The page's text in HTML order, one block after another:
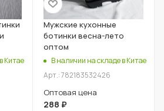
Китае
Мужские кухонные
ботинки весна-лето
оптом
В наличии на складе в Китае
Арт.: 782183532426
Оптовая цена
288 ₽